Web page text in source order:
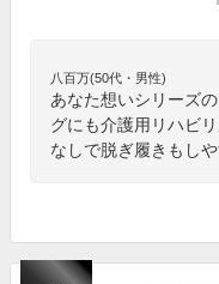
八百万(50代・男性)
あなた想いシリーズ
グにも介護用リハビ
なしで脱ぎ履きもしや